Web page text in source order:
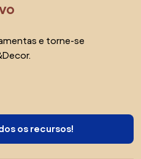
e torne-se
os recursos!